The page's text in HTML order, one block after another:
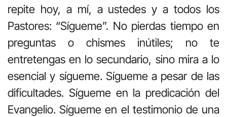
repite hoy, a mí, a ustedes y a todos los
Pastores: “Sígueme”. No pierdas tiempo en
preguntas o chismes inútiles; no te
entretengas en lo secundario, sino mira a lo
esencial y sígueme. Sígueme a pesar de las
dificultades. Sígueme en la predicación del
Evangelio. Sígueme en el testimonio de una